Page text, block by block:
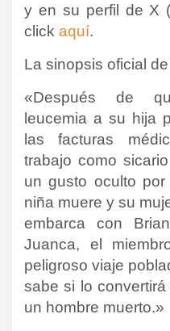
y en su perfil de X
click aquí.
La sinopsis oficial
«Después de
leucemia a su hija
las facturas
trabajo como
un gusto oculto
niña muere y su
embarca con
Juanca, el
peligroso viaje
sabe si lo
un hombre muerto.»